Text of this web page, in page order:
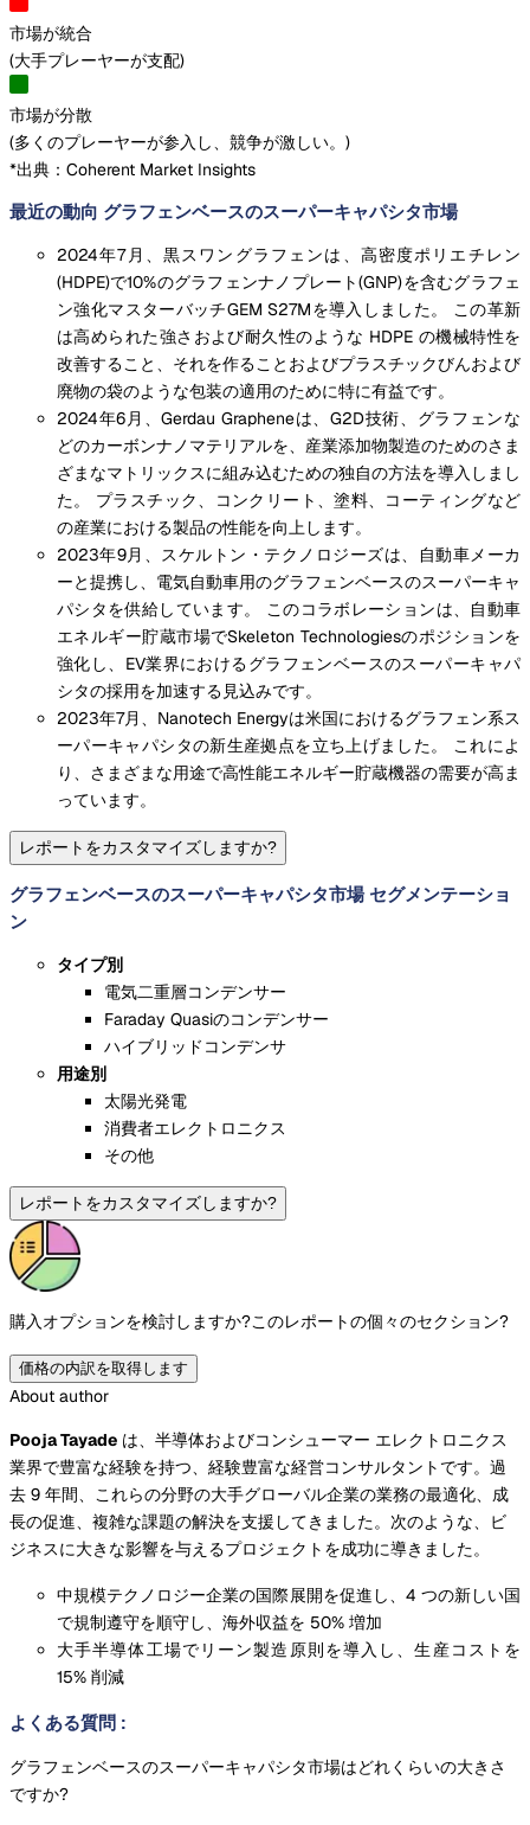
市場が統合
(大手プレーヤーが支配)
市場が分散
(多くのプレーヤーが参入し、競争が激しい。 )
*出典：Coherent Market Insights
最近の動向 グラフェンベースのスーパーキャパシタ市場
2024年7月、黒スワングラフェンは、高密度ポリエチレン
(HDPE)で10%のグラフェンナノプレート(GNP)を含むグラフェ
ン強化マスターバッチGEM S27Mを導入しました。 この革新
は高められた強さおよび耐久性のような HDPE の機械特性を
改善すること、それを作ることおよびプラスチックびんおよび
廃物の袋のような包装の適用のために特に有益です。
2024年6月、Gerdau Grapheneは、G2D技術、グラフェンな
どのカーボンナノマテリアルを、産業添加物製造のためのさま
ざまなマトリックスに組み込むための独自の方法を導入しまし
た。 プラスチック、コンクリート、塗料、コーティングなど
の産業における製品の性能を向上します。
2023年9月、スケルトン・テクノロジーズは、自動車メーカ
ーと提携し、電気自動車用のグラフェンベースのスーパーキャ
パシタを供給しています。 このコラボレーションは、自動車
エネルギー貯蔵市場でSkeleton Technologiesのポジションを
強化し、EV業界におけるグラフェンベースのスーパーキャパ
シタの採用を加速する見込みです。
2023年7月、Nanotech Energyは米国におけるグラフェン系ス
ーパーキャパシタの新生産拠点を立ち上げました。 これによ
り、さまざまな用途で高性能エネルギー貯蔵機器の需要が高ま
っています。
レポートをカスタマイズしますか?
グラフェンベースのスーパーキャパシタ市場 セグメンテーショ
ン
タイプ別
電気二重層コンデンサー
Faraday Quasiのコンデンサー
ハイブリッドコンデンサ
用途別
太陽光発電
消費者エレクトロニクス
その他
レポートをカスタマイズしますか?
購入オプションを検討しますか?このレポートの個々のセクション?
価格の内訳を取得します
About author
Pooja Tayade は、半導体およびコンシューマー エレクトロニクス
業界で豊富な経験を持つ、経験豊富な経営コンサルタントです。過
去 9 年間、これらの分野の大手グローバル企業の業務の最適化、成
長の促進、複雑な課題の解決を支援してきました。次のような、ビ
ジネスに大きな影響を与えるプロジェクトを成功に導きました。
中規模テクノロジー企業の国際展開を促進し、4 つの新しい国
で規制遵守を順守し、海外収益を 50% 増加
大手半導体工場でリーン製造原則を導入し、生産コストを
15% 削減
よくある質問 :
グラフェンベースのスーパーキャパシタ市場はどれくらいの大きさ
ですか?